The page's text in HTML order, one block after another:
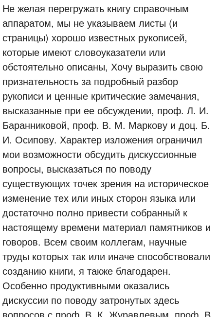
Не желая перегружать книгу справочным
аппаратом, мы не указываем листы (и
страницы) хорошо известных рукописей,
которые имеют словоуказатели или
обстоятельно описаны, Хочу выразить свою
признательность за подробный разбор
рукописи и ценные критические замечания,
высказанные при ее обсуждении, проф. Л. И.
Баранниковой, проф. В. М. Маркову и доц. Б.
И. Осипову. Характер изложения ограничил
мои возможности обсудить дискуссионные
вопросы, высказаться по поводу
существующих точек зрения на историческое
изменение тех или иных сторон языка или
достаточно полно привести собранный к
настоящему времени материал памятников и
говоров. Всем своим коллегам, научные
труды которых так или иначе способствовали
созданию книги, я также благодарен.
Особенно продуктивными оказались
дискуссии по поводу затронутых здесь